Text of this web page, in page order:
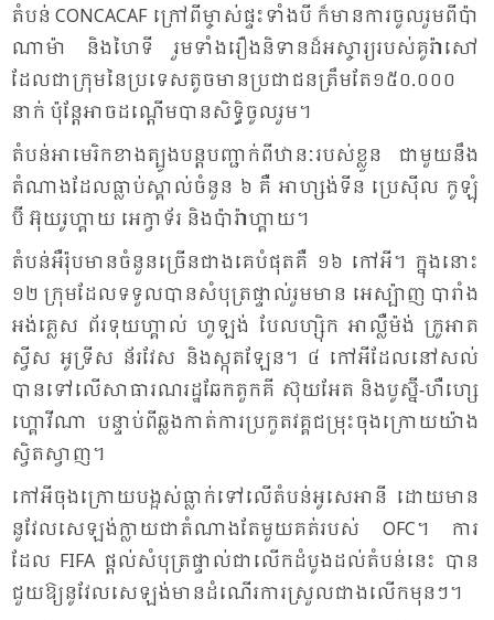
តំ​បន់ CONCACAF ក្រៅ​ពី​ម្ចាស់​ផ្ទះ​ទាំង​បី ក៏​មាន​ការ​ចូល​រួម​ពី​ប៉ា​
ណា​ម៉ា និង​ហៃ​ទី រួម​ទាំង​រឿង​និ​ទាន​ដ៏​អស្ចារ្យ​របស់​គូ​រ៉ា​សៅ
ដែល​ជា​ក្រុម​នៃ​ប្រ​ទេសតូច​មាន​ប្រ​ជា​ជន​ត្រឹម​តែ​១៥០​.០០០​
នាក់ ប៉ុន្តែ​អាច​ដណ្តើម​បាន​សិទ្ធិ​ចូល​រួម។
តំ​បន់​អា​មេ​រិក​ខាង​ត្បូង​បន្ត​បញ្ជាក់​ពី​ឋានៈ​របស់​ខ្លួន ជា​មួយ​នឹង​
តំ​ណាង​ដែល​ធ្លាប់​ស្គាល់​ចំ​នួន ៦ គឺ អាហ្សង់​ទីន ប្រេ​ស៊ីល កូ​ឡុំ​
ប៊ី អ៊ុយ​រូ​ហ្គាយ អេ​ក្វា​ទ័រ និង​ប៉ា​រ៉ា​ហ្គាយ។
តំ​បន់​អឺ​រ៉ុប​មាន​ចំ​នួន​ច្រើន​ជាង​គេ​បំ​ផុត​គឺ ១៦ កៅ​អី។ ក្នុង​នោះ
១២ ក្រុម​ដែល​ទទួល​បាន​សំ​បុត្រ​ផ្ទាល់​រួម​មាន អេ​ស្ប៉ាញ បា​រាំង
អង់​គ្លេស ព័រ​ទុយ​ហ្គាល់ ហូ​ឡង់ បែល​ហ្ស៊ិក អា​ល្លឺ​ម៉ង់ ក្រូ​អាត​
ស្វីស អូទ្រីស ន័រ​វែស និង​ស្កុត​ឡែន។ ៤ កៅ​អី​ដែល​នៅ​សល់​
បាន​ទៅ​លើ​សា​ធា​រណ​រដ្ឋ​ឆែកតួក​គី ស៊ុយ​អែត និង​បូស្ន៊ី-​ហឺ​ហ្សេ​
ហ្គោ​វី​ណា បន្ទាប់​ពី​ឆ្លង​កាត់​ការ​ប្រ​កួត​វគ្គ​ជម្រុះ​ចុង​ក្រោយ​យ៉ាង​
ស្វិត​ស្វាញ។
កៅ​អី​ចុង​ក្រោយ​បង្អស់​ធ្លាក់​ទៅ​លើ​តំ​បន់​អូ​សេ​អា​នី ដោយ​មាន​
នូ​វែល​សេ​ឡង់​ក្លាយ​ជា​តំ​ណាង​តែ​មួយ​គត់​របស់ OFC។ ការ​
ដែល FIFA ផ្តល់​សំ​បុត្រ​ផ្ទាល់​ជា​លើក​ដំ​បូង​ដល់​តំ​បន់​នេះ បាន​
ជួយ​ឱ្យ​នូ​វែល​សេ​ឡង់​មាន​ដំ​ណើរ​ការស្រួល​ជាង​លើក​មុនៗ។